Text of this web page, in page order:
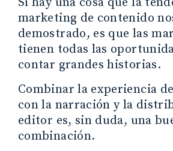
marketing de contenido
demostrado, es que las
tienen todas las
contar grandes historias.
Combinar la experiencia
con la narración y la
editor es, sin duda, una
combinación.